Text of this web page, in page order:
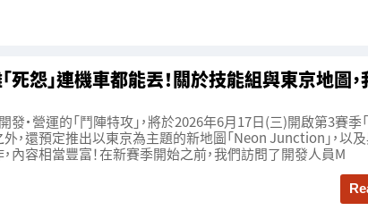
死怨」連機車都能丟！關於技能組與東京地圖
營運的「鬥陣特攻」，將於2026年6月17日(三)開啟第3賽季「
外，還預定推出以東京為主題的新地圖「Neon Junction」，以
內容相當豐富！在新賽季開始之前，我們訪問了開發人員M